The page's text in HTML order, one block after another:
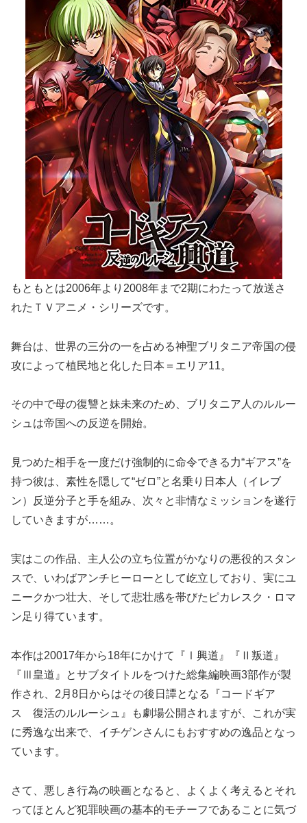
もともとは2006年より2008年まで2期にわたって放送さ
れたＴＶアニメ・シリーズです。
舞台は、世界の三分の一を占める神聖ブリタニア帝国の侵
攻によって植民地と化した日本＝エリア11。
その中で母の復讐と妹未来のため、ブリタニア人のルルー
シュは帝国への反逆を開始。
見つめた相手を一度だけ強制的に命令できる力“ギアス”を
持つ彼は、素性を隠して“ゼロ”と名乗り日本人（イレブ
ン）反逆分子と手を組み、次々と非情なミッションを遂行
していきますが……。
実はこの作品、主人公の立ち位置がかなりの悪役的スタン
スで、いわばアンチヒーローとして屹立しており、実にユ
ニークかつ壮大、そして悲壮感を帯びたピカレスク・ロマ
ン足り得ています。
本作は20017年から18年にかけて『Ⅰ興道』『Ⅱ叛道』
『Ⅲ皇道』とサブタイトルをつけた総集編映画3部作が製
作され、2月8日からはその後日譚となる『コードギア
ス 復活のルルーシュ』も劇場公開されますが、これが実
に秀逸な出来で、イチゲンさんにもおすすめの逸品となっ
ています。
さて、悪しき行為の映画となると、よくよく考えるとそれ
ってほとんど犯罪映画の基本的モチーフであることに気づ